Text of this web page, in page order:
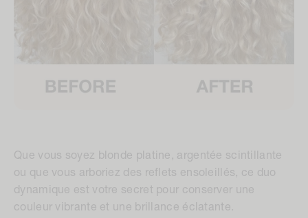
Que vous soyez blonde platine, argentée scintillante
ou que vous arboriez des reflets ensoleillés, ce duo
dynamique est votre secret pour conserver une
couleur vibrante et une brillance éclatante.